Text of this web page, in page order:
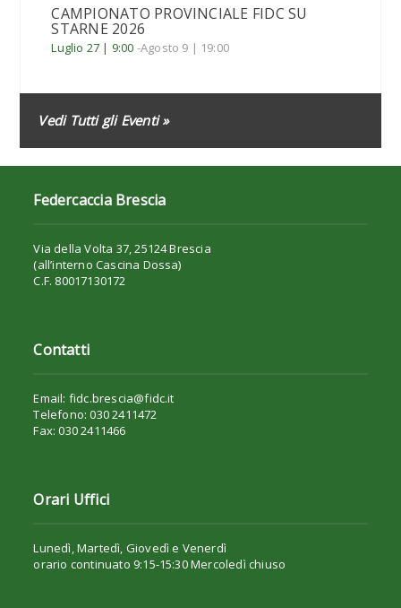
CAMPIONATO PROVINCIALE FIDC SU
STARNE 2026
Luglio 27 | 9:00 -Agosto 9 | 19:00
Vedi Tutti gli Eventi »
Federcaccia Brescia
Via della Volta 37, 25124 Brescia
(all’interno Cascina Dossa)
C.F. 80017130172
Contatti
Email: fidc.brescia@fidc.it
Telefono: 030 2411472
Fax: 030 2411466
Orari Uffici
Lunedì, Martedì, Giovedì e Venerdì
orario continuato 9:15-15:30 Mercoledì chiuso